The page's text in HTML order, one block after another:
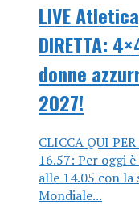
LIVE
DIRETTA:
donne
2027!
CLICCA QUI
16.57: Per oggi
alle 14.05 con
Mondiale...